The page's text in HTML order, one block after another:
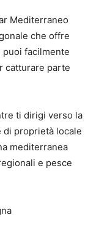
Mediterraneo
che offre
facilmente
catturare parte
ti dirigi verso la
di proprietà locale
mediterranea
e pesce